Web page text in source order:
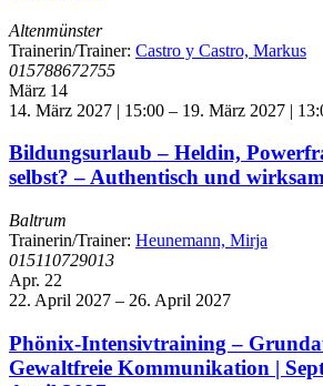
Altenmünster
Trainerin/Trainer: Castro y Castro, Markus
015788672755
März 14
14. März 2027 | 15:00 – 19. März 2027 |
Bildungsurlaub – Heldin,
selbst? – Authentisch und
Baltrum
Trainerin/Trainer: Heunemann, Mirja
015110729013
Apr. 22
22. April 2027 – 26. April 2027
Phönix-Intensivtraining –
Gewaltfreie Kommunikation |